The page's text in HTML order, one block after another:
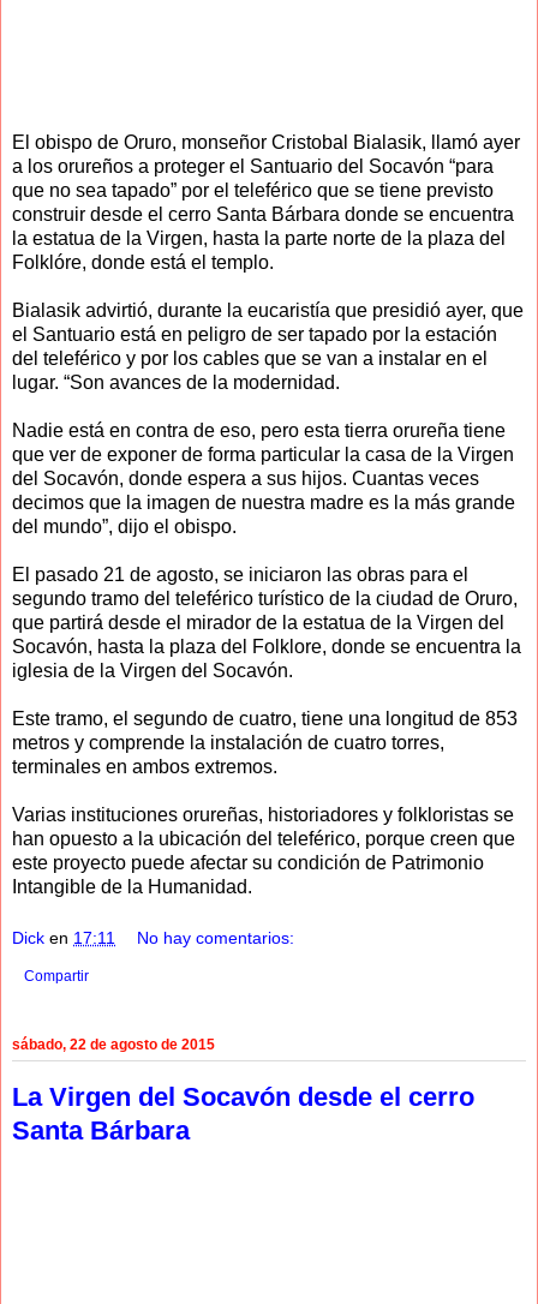
El obispo de Oruro, monseñor Cristobal Bialasik, llamó ayer
a los orureños a proteger el Santuario del Socavón “para
que no sea tapado” por el teleférico que se tiene previsto
construir desde el cerro Santa Bárbara donde se encuentra
la estatua de la Virgen, hasta la parte norte de la plaza del
Folklóre, donde está el templo.
Bialasik advirtió, durante la eucaristía que presidió ayer, que
el Santuario está en peligro de ser tapado por la estación
del teleférico y por los cables que se van a instalar en el
lugar. “Son avances de la modernidad.
Nadie está en contra de eso, pero esta tierra orureña tiene
que ver de exponer de forma particular la casa de la Virgen
del Socavón, donde espera a sus hijos. Cuantas veces
decimos que la imagen de nuestra madre es la más grande
del mundo”, dijo el obispo.
El pasado 21 de agosto, se iniciaron las obras para el
segundo tramo del teleférico turístico de la ciudad de Oruro,
que partirá desde el mirador de la estatua de la Virgen del
Socavón, hasta la plaza del Folklore, donde se encuentra la
iglesia de la Virgen del Socavón.
Este tramo, el segundo de cuatro, tiene una longitud de 853
metros y comprende la instalación de cuatro torres,
terminales en ambos extremos.
Varias instituciones orureñas, historiadores y folkloristas se
han opuesto a la ubicación del teleférico, porque creen que
este proyecto puede afectar su condición de Patrimonio
Intangible de la Humanidad.
Dick en 17:11 No hay comentarios:
Compartir
sábado, 22 de agosto de 2015
La Virgen del Socavón desde el cerro
Santa Bárbara